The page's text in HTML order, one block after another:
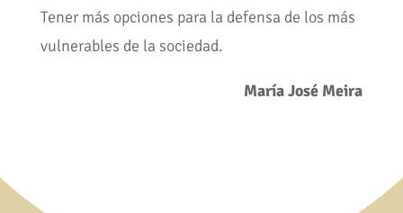
Tener más opciones para la defensa de los más
vulnerables de la sociedad.
María José Meira